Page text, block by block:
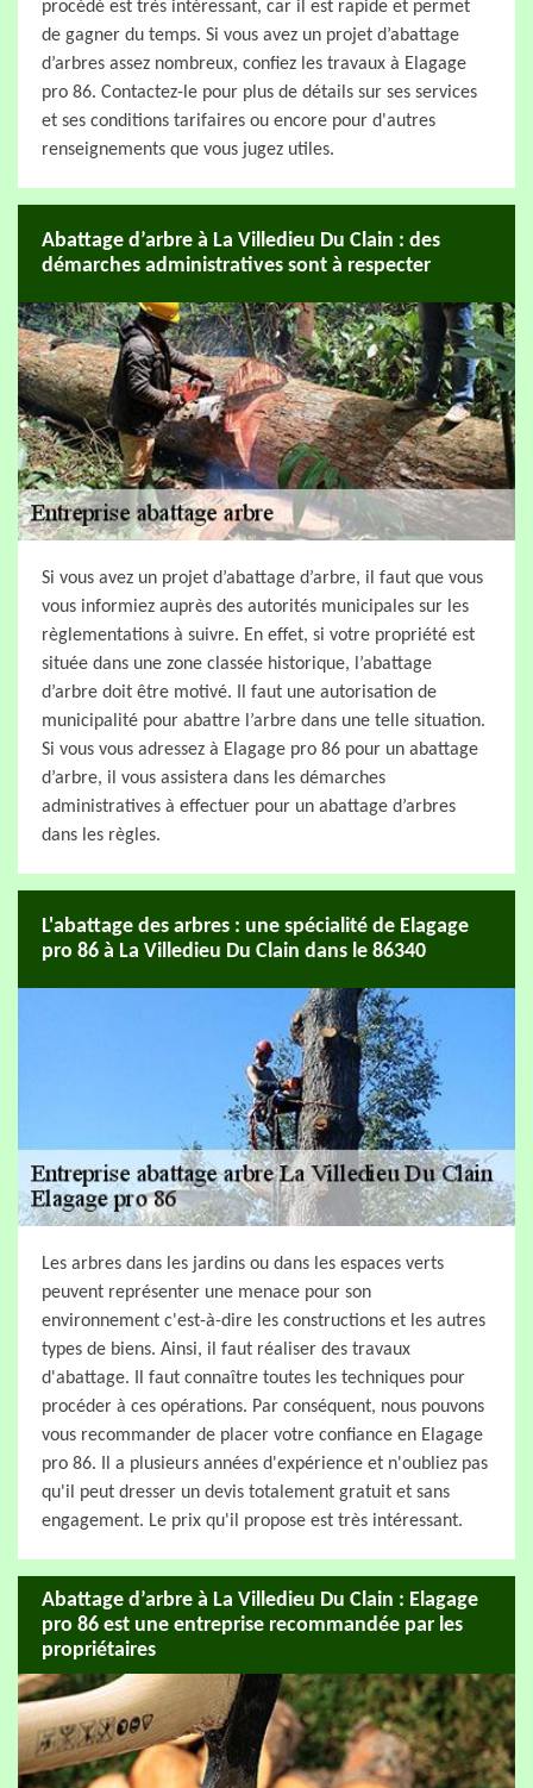
procédé est très intéressant, car il est rapide et permet
de gagner du temps. Si vous avez un projet d’abattage
d’arbres assez nombreux, confiez les travaux à Elagage
pro 86. Contactez-le pour plus de détails sur ses services
et ses conditions tarifaires ou encore pour d'autres
renseignements que vous jugez utiles.
Abattage d’arbre à La Villedieu Du Clain : des
démarches administratives sont à respecter
Si vous avez un projet d’abattage d’arbre, il faut que vous
vous informiez auprès des autorités municipales sur les
règlementations à suivre. En effet, si votre propriété est
située dans une zone classée historique, l’abattage
d’arbre doit être motivé. Il faut une autorisation de
municipalité pour abattre l’arbre dans une telle situation.
Si vous vous adressez à Elagage pro 86 pour un abattage
d’arbre, il vous assistera dans les démarches
administratives à effectuer pour un abattage d’arbres
dans les règles.
L'abattage des arbres : une spécialité de Elagage
pro 86 à La Villedieu Du Clain dans le 86340
Les arbres dans les jardins ou dans les espaces verts
peuvent représenter une menace pour son
environnement c'est-à-dire les constructions et les autres
types de biens. Ainsi, il faut réaliser des travaux
d'abattage. Il faut connaître toutes les techniques pour
procéder à ces opérations. Par conséquent, nous pouvons
vous recommander de placer votre confiance en Elagage
pro 86. Il a plusieurs années d'expérience et n'oubliez pas
qu'il peut dresser un devis totalement gratuit et sans
engagement. Le prix qu'il propose est très intéressant.
Abattage d’arbre à La Villedieu Du Clain : Elagage
pro 86 est une entreprise recommandée par les
propriétaires